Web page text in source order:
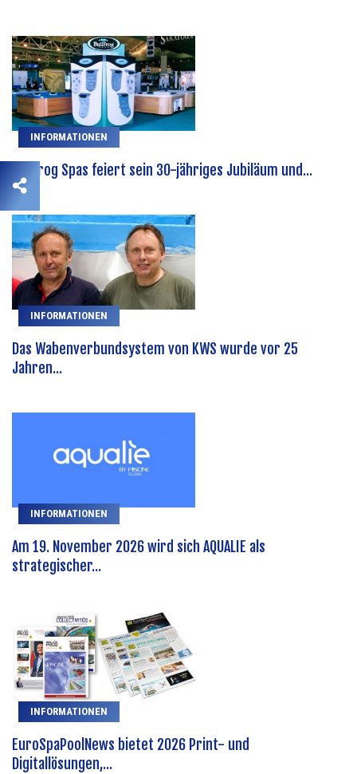
INFORMATIONEN
Bullfrog Spas feiert sein 30-jähriges Jubiläum und...
INFORMATIONEN
Das Wabenverbundsystem von KWS wurde vor 25
Jahren...
INFORMATIONEN
Am 19. November 2026 wird sich AQUALIE als
strategischer...
INFORMATIONEN
EuroSpaPoolNews bietet 2026 Print- und
Digitallösungen,...